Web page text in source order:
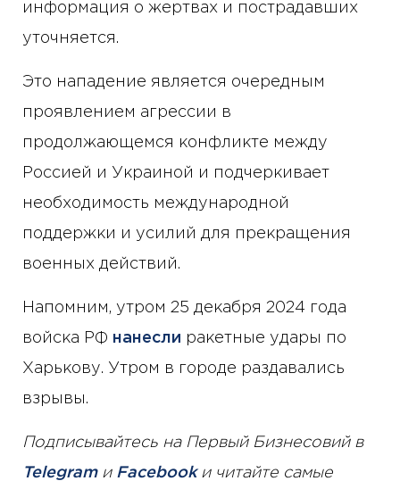
информация о жертвах и пострадавших
уточняется.
Это нападение является очередным
проявлением агрессии в
продолжающемся конфликте между
Россией и Украиной и подчеркивает
необходимость международной
поддержки и усилий для прекращения
военных действий.
Напомним, утром 25 декабря 2024 года
войска РФ нанесли ракетные удары по
Харькову. Утром в городе раздавались
взрывы.
Подписывайтесь на Первый Бизнесовий в
Telegramи Facebookи читайте самые